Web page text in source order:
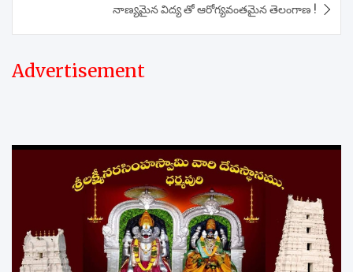
నాణ్యమైన విద్య తో ఆరోగ్యవంతమైన తెలంగాణ !
Advertisement